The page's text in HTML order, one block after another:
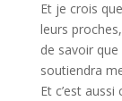
Et je crois
leurs
de savoir
soutiendra
Et c’est